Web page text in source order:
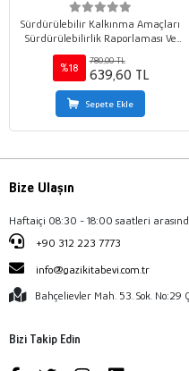
Sürdürülebilir Kalkınma Amaçları
Sürdürülebilirlik Raporlaması Ve
Denetimi
%18
780,00 TL
639,60 TL
Sepete Ekle
Bize Ulaşın
Haftaiçi 08:30 - 18:00 saatleri
+90 312 223 7773
info@gazikitabevi.com.tr
Bahçelievler Mah. 53. Sok.
Bizi Takip Edin